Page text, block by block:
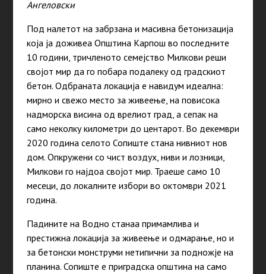
Ангеловски
Под налетот на забрзана и масивна бетонизација
која ја доживеа Општина Карпош во последните
10 години, тричленото семејство Милкови реши
својот мир да го побара подалеку од градскиот
бетон. Одбраната локација е навидум идеална:
мирно и свежо место за живеење, на повисока
надморска висина од врелиот град, а сепак на
само неколку километри до центарот. Во декември
2020 година селото Сопиште стана нивниот нов
дом. Опкружени со чист воздух, ниви и лозници,
Милкови го најдоа својот мир. Траеше само 10
месеци, до локалните избори во октомври 2021
година.
Падините на Водно станаа примамлива и
престижна локација за живеење и одмарање, но и
за бетонски монструми нетипични за подножје на
планина. Сопиште е приградска општина на само